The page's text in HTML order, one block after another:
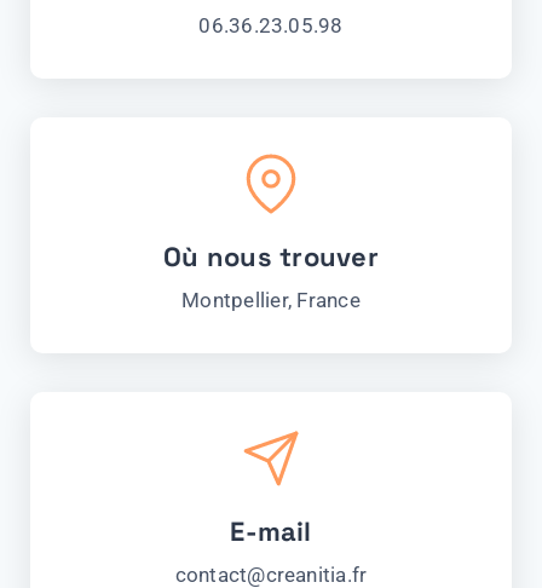
06.36.23.05.98
Où nous trouver
Montpellier, France
E-mail
contact@creanitia.fr